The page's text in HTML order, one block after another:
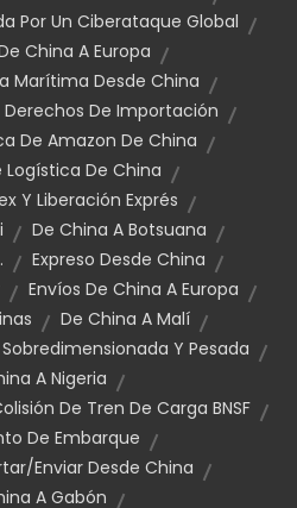
Por Un Ciberataque Global
China A Europa
Marítima Desde China
De Importación
De Amazon De China
Logística De China
Y Liberación Exprés
De China A Botsuana
Expreso Desde China
Envíos De China A Europa
De China A Malí
Y Pesada
A Nigeria
De Tren De Carga BNSF
De Embarque
enviar Desde China
A Gabón